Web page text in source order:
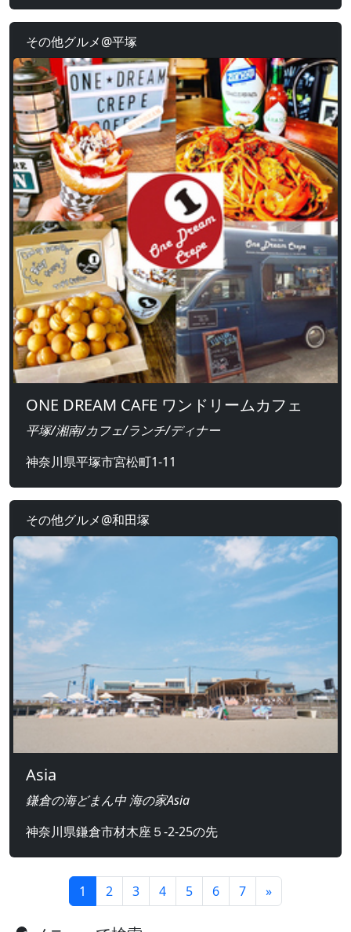
その他グルメ@平塚
ONE DREAM CAFE ワンドリームカフェ
平塚/湘南/カフェ/ランチ/ディナー
神奈川県平塚市宮松町1-11
その他グルメ@和田塚
Asia
鎌倉の海どまん中 海の家Asia
神奈川県鎌倉市材木座５-2-25の先
1 2 3 4 5 6 7 »